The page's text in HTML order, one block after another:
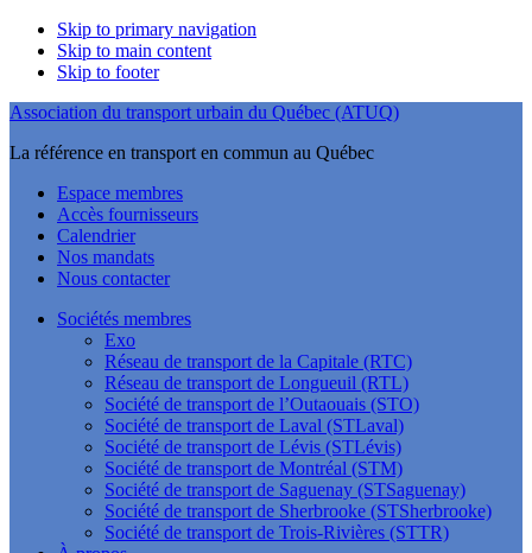
Skip to primary navigation
Skip to main content
Skip to footer
Association du transport urbain du Québec (ATUQ)
La référence en transport en commun au Québec
Espace membres
Accès fournisseurs
Calendrier
Nos mandats
Nous contacter
Sociétés membres
Exo
Réseau de transport de la Capitale (RTC)
Réseau de transport de Longueuil (RTL)
Société de transport de l’Outaouais (STO)
Société de transport de Laval (STLaval)
Société de transport de Lévis (STLévis)
Société de transport de Montréal (STM)
Société de transport de Saguenay (STSaguenay)
Société de transport de Sherbrooke (STSherbrooke)
Société de transport de Trois-Rivières (STTR)